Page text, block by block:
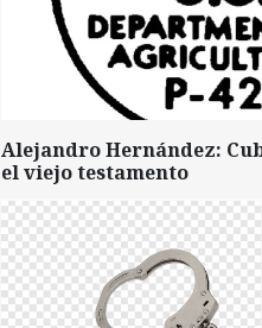
Alejandro Hernández:
el viejo testamento